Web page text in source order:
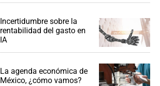
Incertidumbre sobre la
rentabilidad del gasto en
IA
La agenda económica de
México, ¿cómo vamos?